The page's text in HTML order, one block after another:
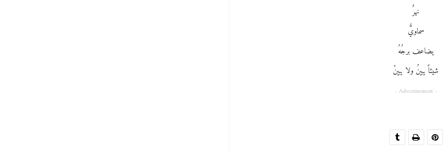
نهرٌ
سماويٌّ
يضاعف برجُهُ
شيئاً يبينُ ولا يبينْ
- Advertisement -